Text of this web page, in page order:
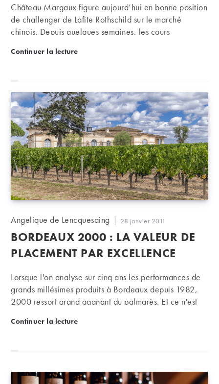
Château Margaux figure aujourd’hui en bonne position
de challenger de Lafite Rothschild sur le marché
chinois. Depuis quelques semaines, les cours
Continuer la lectureChâteau Margaux dans les ventes aux enchères :
Auteur/autrice
la
publication :
Angelique de Lencquesaing
Publication
publiée :
28 janvier 2011
BORDEAUX 2000 : LA VALEUR DE
PLACEMENT PAR EXCELLENCE
Lorsque l'on analyse sur cinq ans les performances de
grands millésimes produits à Bordeaux depuis 1982,
2000 ressort grand gagnant du palmarès. Et ce n'est
Continuer la lectureBordeaux 2000 : LA valeur de placement par